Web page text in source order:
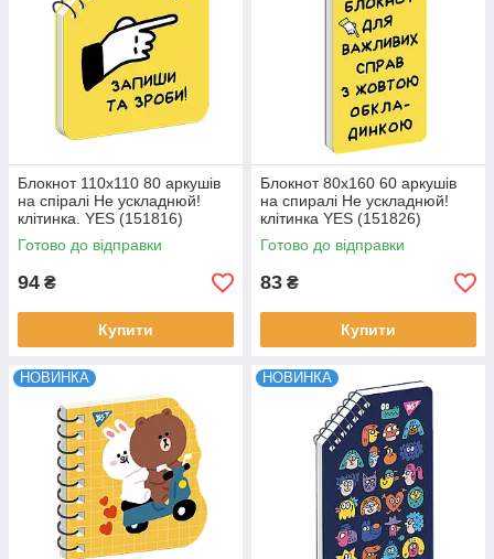
Блокнот 110х110 80 аркушів
на cпіралі Не ускладнюй!
клітинка. YES (151816)
Готово до відправки
94 ₴
Купити
Блокнот 80x160 60 аркушів
на спиралі Не ускладнюй!
клітинка YES (151826)
Готово до відправки
83 ₴
Купити
НОВИНКА НОВИНКА